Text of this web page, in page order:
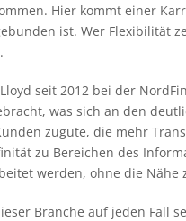
Hier kommt einer
ist. Wer Flexibilität
seit 2012 bei der
was sich an den
zugute, die mehr
zu Bereichen des
werden, ohne die Nähe
Branche auf jeden Fall